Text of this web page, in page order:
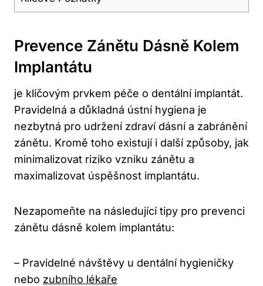
Prevence Zánětu Dásně Kolem
Implantátu
je klíčovým prvkem péče o dentální implantát.
Pravidelná a důkladná ústní hygiena je
nezbytná pro udržení zdraví dásní a zabránění
zánětu. Kromě toho existují i další způsoby, jak
minimalizovat riziko vzniku zánětu a
maximalizovat úspěšnost implantátu.
Nezapomeňte na následující tipy pro prevenci
zánětu dásně kolem implantátu:
– Pravidelné návštěvy u dentální hygieničky
nebo zubního lékaře